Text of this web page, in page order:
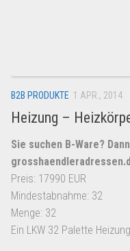
B2B PRODUKTE 1 APR., 2014
Heizung –
Sie suchen B-Ware?
Preis: 17990 EUR
Mindestabnahme: 32
Menge: 32
Ein LKW 32 Palette